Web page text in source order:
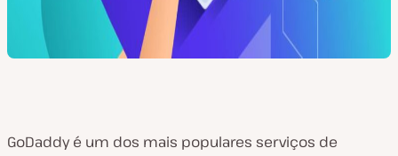
GoDaddy é um dos mais populares serviços de